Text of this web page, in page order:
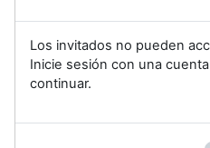
Los invitados no pueden
Inicie sesión con una
continuar.